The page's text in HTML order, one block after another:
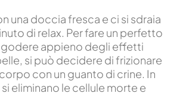
una doccia fresca e ci si sdraia
di relax. Per fare un perfetto
appieno degli effetti
si può decidere di frizionare
con un guanto di crine. In
eliminano le cellule morte e